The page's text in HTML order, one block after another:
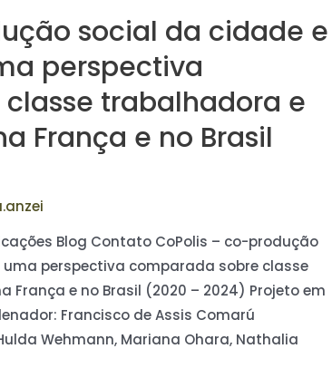
social da cidade e
perspectiva
trabalhadora e
França e no Brasil
Blog Contato CoPolis – co-produção
perspectiva comparada sobre classe
e no Brasil (2020 – 2024) Projeto em
Francisco de Assis Comarú
Wehmann, Mariana Ohara, Nathalia